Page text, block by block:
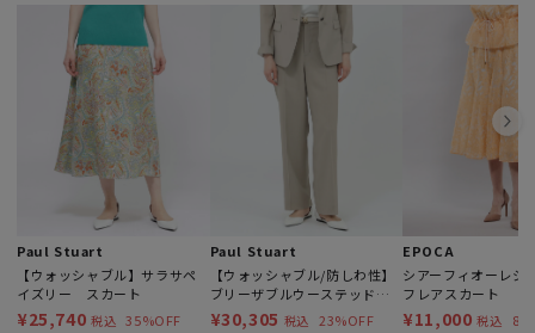
Paul Stuart
【ウォッシャブル】サラサペ
イズリー スカート
¥25,740 税込 35%OFF
Paul Stuart
【ウォッシャブル/防しわ性】
ブリーザブルウーステッド
パンツ
¥30,305 税込 23%OFF
EPOCA
シアーフィオーレジ
フレアスカート
¥11,000 税込